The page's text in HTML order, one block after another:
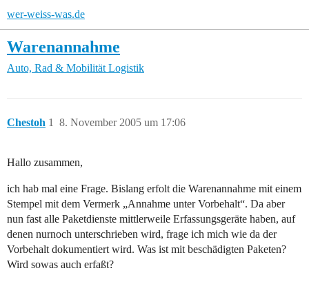
wer-weiss-was.de
Warenannahme
Auto, Rad & Mobilität Logistik
Chestoh 8. November 2005 um 17:06
1
Hallo zusammen,
ich hab mal eine Frage. Bislang erfolt die Warenannahme mit einem
Stempel mit dem Vermerk „Annahme unter Vorbehalt“. Da aber
nun fast alle Paketdienste mittlerweile Erfassungsgeräte haben, auf
denen nurnoch unterschrieben wird, frage ich mich wie da der
Vorbehalt dokumentiert wird. Was ist mit beschädigten Paketen?
Wird sowas auch erfaßt?